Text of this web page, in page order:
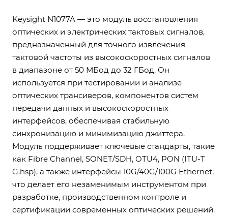
Keysight N1077A — это модуль восстановления
оптических и электрических тактовых сигналов,
предназначенный для точного извлечения
тактовой частоты из высокоскоростных сигналов
в диапазоне от 50 МБод до 32 ГБод. Он
используется при тестировании и анализе
оптических трансиверов, компонентов систем
передачи данных и высокоскоростных
интерфейсов, обеспечивая стабильную
синхронизацию и минимизацию джиттера.
Модуль поддерживает ключевые стандарты, такие
как Fibre Channel, SONET/SDH, OTU4, PON (ITU-T
G.hsp), а также интерфейсы 10G/40G/100G Ethernet,
что делает его незаменимым инструментом при
разработке, производственном контроле и
сертификации современных оптических решений.